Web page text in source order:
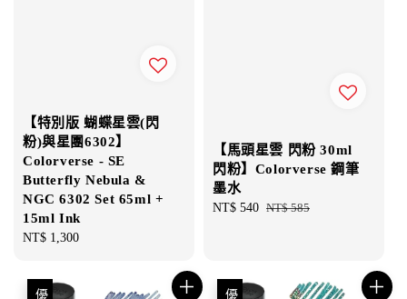
【特別版 蝴蝶星雲(閃
粉)與星團6302】
Colorverse - SE
Butterfly Nebula &
NGC 6302 Set 65ml +
15ml Ink
Regular
NT$ 1,300
【馬頭星雲 閃粉 30ml
閃粉】Colorverse 鋼筆
墨水
Sale
NT$ 540 Regular
NT$ 585